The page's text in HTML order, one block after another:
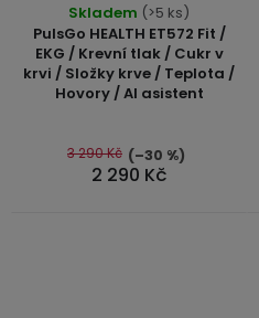
PulsGo HEALTH ET572 Fit /
EKG / Krevní tlak / Cukr v
krvi / Složky krve / Teplota /
Hovory / AI asistent
hodnocení
produktu
je
5,0
5
hvězdiček.
Skladem (>5 ks)
2 290 Kč
3 290 Kč (–30 %)